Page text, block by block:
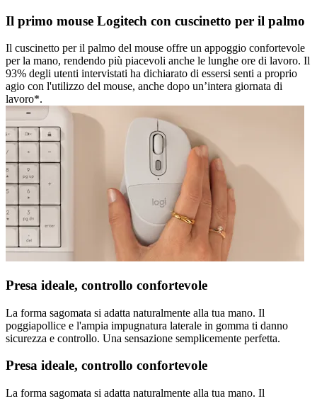
Il primo mouse Logitech con cuscinetto per il palmo
Il cuscinetto per il palmo del mouse offre un appoggio confortevole
per la mano, rendendo più piacevoli anche le lunghe ore di lavoro. Il
93% degli utenti intervistati ha dichiarato di essersi senti a proprio
agio con l'utilizzo del mouse, anche dopo un’intera giornata di
lavoro*.
Presa ideale, controllo confortevole
La forma sagomata si adatta naturalmente alla tua mano. Il
poggiapollice e l'ampia impugnatura laterale in gomma ti danno
sicurezza e controllo. Una sensazione semplicemente perfetta.
Presa ideale, controllo confortevole
La forma sagomata si adatta naturalmente alla tua mano. Il